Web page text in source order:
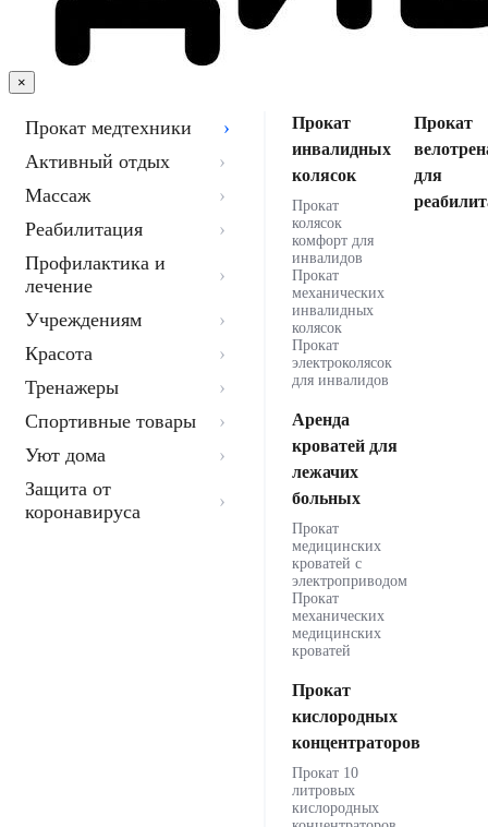
×
Прокат медтехники
Активный отдых
Массаж
Реабилитация
Профилактика и
лечение
Учреждениям
Красота
Тренажеры
Спортивные товары
Уют дома
Защита от
коронавируса
Прокат
инвалидных
колясок
Прокат
колясок
комфорт для
инвалидов
Прокат
механических
инвалидных
колясок
Прокат
электроколясок
для инвалидов
Прокат
для
Аренда
кроватей для
лежачих
больных
Прокат
медицинских
кроватей с
электроприводом
Прокат
механических
медицинских
кроватей
Прокат
кислородных
концентраторов
Прокат 10
литровых
кислородных